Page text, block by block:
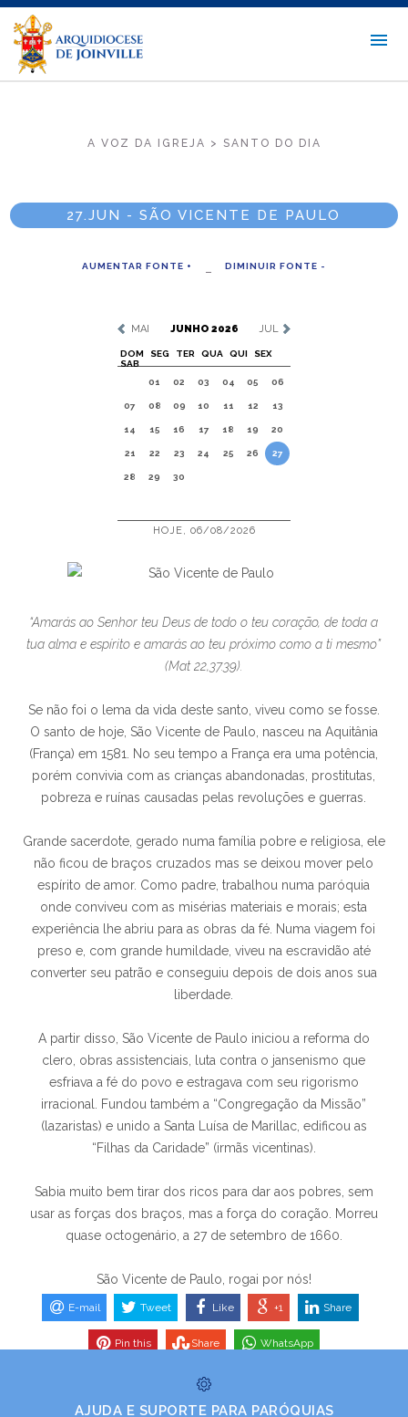
A VOZ DA IGREJA > SANTO DO DIA
27.JUN - SÃO VICENTE DE PAULO
AUMENTAR FONTE + DIMINUIR FONTE -
MAI JUNHO 2026 JUL
DOM SEG TER QUA QUI
SEX
SAB
01
02 03 04 05 06
07 08 09 10 11 12 13
14 15 16 17 18 19 20
21 22 23 24 25 26 27
28 29 30
HOJE, 06/08/2026
“Amarás ao Senhor teu Deus de todo o teu coração, de toda a
tua alma e espírito e amarás ao teu próximo como a ti mesmo”
(Mat 22,37.39).
Se não foi o lema da vida deste santo, viveu como se fosse.
O santo de hoje, São Vicente de Paulo, nasceu na Aquitânia
(França) em 1581. No seu tempo a França era uma potência,
porém convivia com as crianças abandonadas, prostitutas,
pobreza e ruínas causadas pelas revoluções e guerras.
Grande sacerdote, gerado numa família pobre e religiosa, ele
não ficou de braços cruzados mas se deixou mover pelo
espírito de amor. Como padre, trabalhou numa paróquia
onde conviveu com as misérias materiais e morais; esta
experiência lhe abriu para as obras da fé. Numa viagem foi
preso e, com grande humildade, viveu na escravidão até
converter seu patrão e conseguiu depois de dois anos sua
liberdade.
A partir disso, São Vicente de Paulo iniciou a reforma do
clero, obras assistenciais, luta contra o jansenismo que
esfriava a fé do povo e estragava com seu rigorismo
irracional. Fundou também a “Congregação da Missão”
(lazaristas) e unido a Santa Luísa de Marillac, edificou as
“Filhas da Caridade” (irmãs vicentinas).
Sabia muito bem tirar dos ricos para dar aos pobres, sem
usar as forças dos braços, mas a força do coração. Morreu
quase octogenário, a 27 de setembro de 1660.
São Vicente de Paulo, rogai por nós!
E-mail Tweet Like +1 Share
Pin this Share WhatsApp
AJUDA E SUPORTE PARA PARÓQUIAS